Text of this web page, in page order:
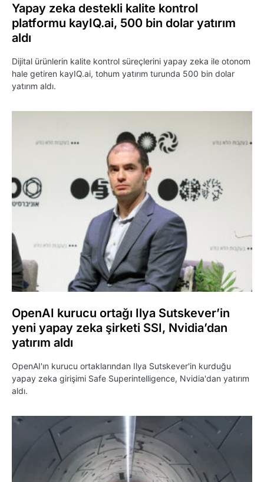
Yapay zeka destekli kalite kontrol
platformu kayIQ.ai, 500 bin dolar yatırım
aldı
Dijital ürünlerin kalite kontrol süreçlerini yapay zeka ile otonom
hale getiren kayIQ.ai, tohum yatırım turunda 500 bin dolar
yatırım aldı.
OpenAI kurucu ortağı Ilya Sutskever’in
yeni yapay zeka şirketi SSI, Nvidia’dan
yatırım aldı
OpenAI'ın kurucu ortaklarından Ilya Sutskever'in kurduğu
yapay zeka girişimi Safe Superintelligence, Nvidia'dan yatırım
aldı.